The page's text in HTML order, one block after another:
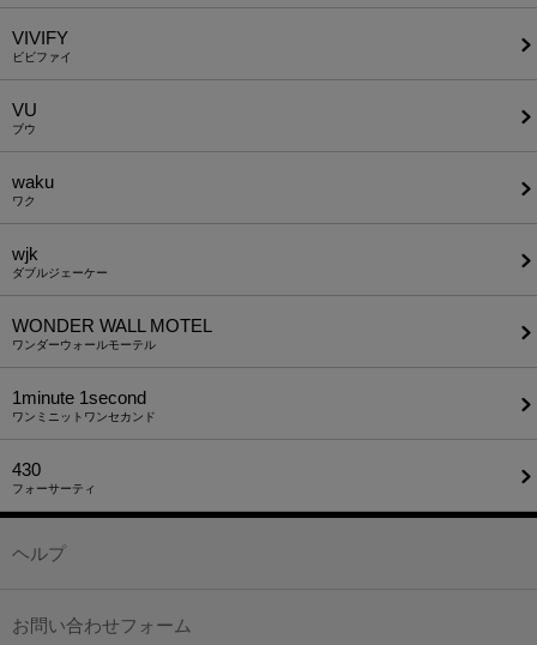
VIVIFY
ビビファイ
VU
ブウ
waku
ワク
wjk
ダブルジェーケー
WONDER WALL MOTEL
ワンダーウォールモーテル
1minute​ 1second
ワンミニットワンセカンド
430
フォーサーティ
ヘルプ
お問い合わせフォーム